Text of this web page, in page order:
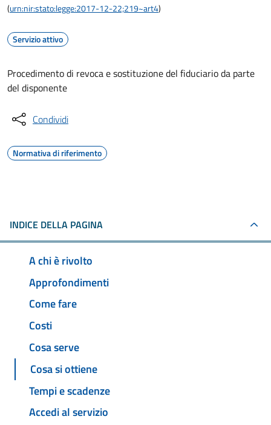
(urn:nir:stato:legge:2017-12-22;219~art4)
Servizio attivo
Procedimento di revoca e sostituzione del fiduciario da parte
del disponente
Condividi
Normativa di riferimento
INDICE DELLA PAGINA
A chi è rivolto
Approfondimenti
Come fare
Costi
Cosa serve
Cosa si ottiene
Tempi e scadenze
Accedi al servizio